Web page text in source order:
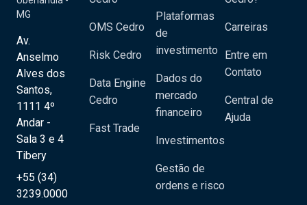
MG
Av.
Anselmo
Alves dos
Santos,
1111 4º
Andar -
Sala 3 e 4
Tibery
+55 (34)
3239.0000
OMS Cedro
Risk Cedro
Data Engine
Cedro
Fast Trade
Plataformas
de
investimento
Dados do
mercado
financeiro
Investimentos
Gestão de
ordens e risco
Carreiras
Entre em
Contato
Central de
Ajuda